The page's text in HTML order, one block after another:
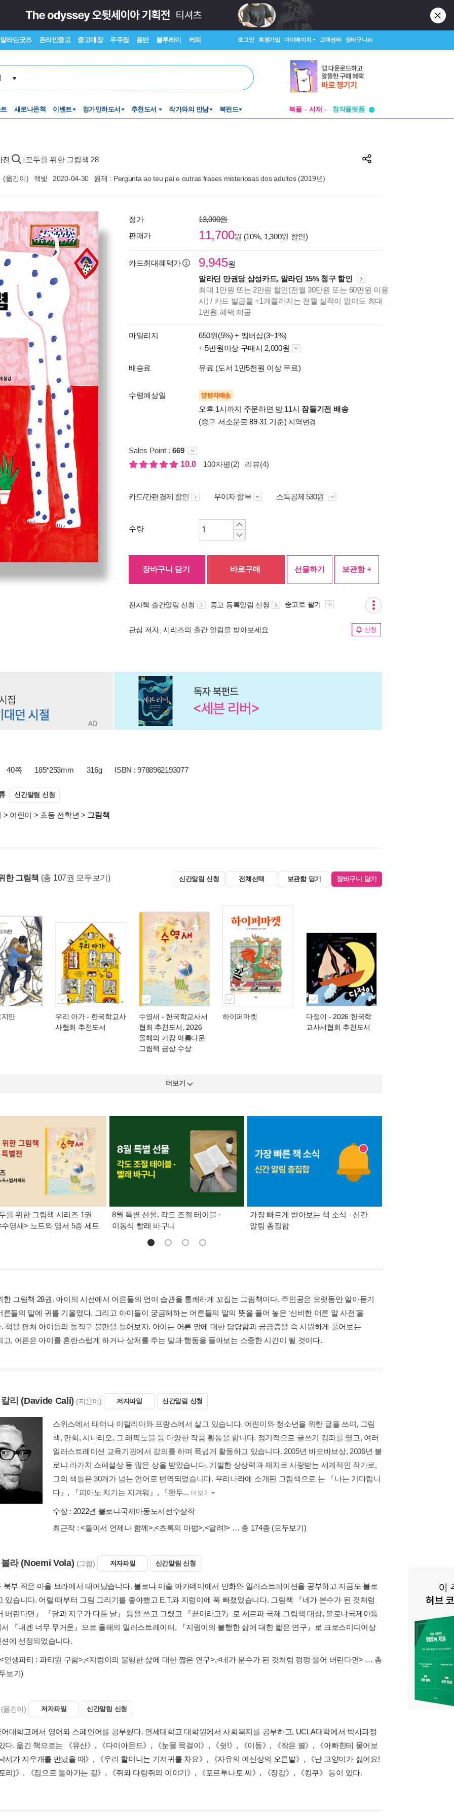
알라딘굿즈 온라인중고 중고매장 우주점 음반 블루레이 커피 로그인 회원가입 마이페이지 고객센터 장바구니(0)
새로나온책 이벤트 정가인하도서 추천도서 작가와의 만남 북펀드 북플 서재
창작플랫폼
전 모두를 위한 그림책 28
(옮긴이) 책빛 2020-04-30 원제 : Pergunta ao teu pai e outras frases misteriosas dos adultos (2019년)
정가
13,000원
판매가
11,700원 (10%, 1,300원 할인)
카드최대혜택가 9,945원
알라딘 만권당 삼성카드, 알라딘 15% 청구 할인
최대 1만원 또는 2만원 할인(전월 30만원 또는 60만원 이용
시) / 카드 발급월 +1개월까지는 전월 실적이 없어도 최대
1만원 혜택 제공
마일리지 650원(5%) + 멤버십(3~1%)
+ 5만원이상 구매시 2,000원
배송료 유료 (도서 1만5천원 이상 무료)
수령예상일 양탄자배송
오후 1시까지 주문하면 밤 11시 잠들기전 배송
(중구 서소문로 89-31 기준) 지역변경
Sales Point : 669
10.0
100자평(2) 리뷰(4)
카드/간편결제 할인 무이자 할부 소득공제 530원
수량
장바구니 담기 바로구매 선물하기 보관함 +
전자책 출간알림 신청 중고 등록알림 신청 중고로 팔기
관심 저자, 시리즈의 출간 알림을 받아보세요 신청
40쪽 185*253mm 316g ISBN : 9788962193077
신간알림 신청
> 어린이 > 초등 전학년 > 그림책
한 그림책 (총 107권 모두보기) 신간알림 신청 전체선택 보관함 담기 장바구니 담기
만 우리 아가- 한국학교사
사협회 추천도서
수영새 - 한국학교사서
협회 추천도서, 2026
올해의 가장 아름다운
그림책 금상 수상
하이퍼마켓 다정이 - 2026 한국학
교사서협회 추천도서
더보기
를 위한 그림책 시리즈 1권
영새> 노트와 엽서 5종 세트
8월 특별 선물. 각도 조절 테이블 ·
이동식 빨래 바구니
가장 빠르게 받아보는 책 소식 - 신간
알림 총집합
한 그림책 28권. 아이의 시선에서 어른들의 언어 습관을 통쾌하게 꼬집는 그림책이다. 주인공은 오랫동안 알아듣기
른들의 말에 귀를 기울였다. 그리고 아이들이 궁금해하는 어른들의 말의 뜻을 풀어 놓은 ‘신비한 어른 말 사전’을
책을 펼쳐 아이들의 돌직구 불만을 들어보자. 아이는 어른 말에 대한 답답함과 궁금증을 속 시원하게 풀어보는
고, 어른은 아이를 혼란스럽게 하거나 상처를 주는 말과 행동을 돌아보는 소중한 시간이 될 것이다.
리 (Davide Cali) (지은이) 저자파일 신간알림 신청
스위스에서 태어나 이탈리아와 프랑스에서 살고 있습니다. 어린이와 청소년을 위한 글을 쓰며, 그림
책, 만화, 시나리오, 그 래픽노블 등 다양한 작품 활동을 합니다. 정기적으로 글쓰기 강좌를 열고, 여러
일러스트레이션 교육기관에서 강의를 하며 폭넓게 활동하고 있습니다. 2005년 바오바브상, 2006년 볼
로냐 라가치 스페셜상 등 많은 상을 받았습니다. 기발한 상상력과 재치로 사랑받는 세계적인 작가로,
그의 책들은 30개가 넘는 언어로 번역되었습니다. 우리나라에 소개된 그림책으로 는 『나는 기다립니
다』, 『피아노 치기는 지겨워』, 『완두... 더보기
수상 : 2022년 볼로냐국제아동도서전수상작
최근작 :<둘이서 언제나 함께>,<초록의 마법>,<달려!> … 총 174종 (모두보기)
라(Noemi Vola) (그림) 저자파일 신간알림 신청
북부 작은 마을 브라에서 태어났습니다. 볼로냐 미술 아카데미에서 만화와 일러스트레이션을 공부하고 지금도 볼로
있습니다. 어릴 때부터 그림 그리기를 좋아했고 E.T.와 지렁이에 푹 빠졌었습니다. 그림책 『네가 분수가 된 것처럼
버린다면』 『달과 지구가 다툰 날』 등을 쓰고 그렸고 『끝이라고?』로 세르파 국제 그림책 대상, 볼로냐국제아동
『내겐 너무 무거운』으로 올해의 일러스트레이터, 『지렁이의 불행한 삶에 대한 짧은 연구』로 크로스미디어상
에 선정되었습니다.
<인생파티 : 파티원 구함>,<지렁이의 불행한 삶에 대한 짧은 연구>,<네가 분수가 된 것처럼 펑펑 울어 버린다면> … 총
보기)
(옮긴이) 저자파일 신간알림 신청
대학교에서 영어와 스페인어를 공부했다. 연세대학교 대학원에서 사회복지를 공부하고, UCLA대학에서 박사과정
다. 옮긴 책으로는 《유산》, 《다이아몬드》, 《눈물 목걸이》, 《쉿!》, 《이동》, 《작은 별》, 《아빠한테 물어보
서가 지우개를 만났을 때》, 《우리 할머니는 기저귀를 차요》, 《자유의 여신상의 오른발》, 《난 고양이가 싫어요!
리)》, 《집으로 돌아가는 길》, 《쥐와 다람쥐의 이야기》, 《포르투나토 씨》, 《장갑》, 《킹쿠》 등이 있다.